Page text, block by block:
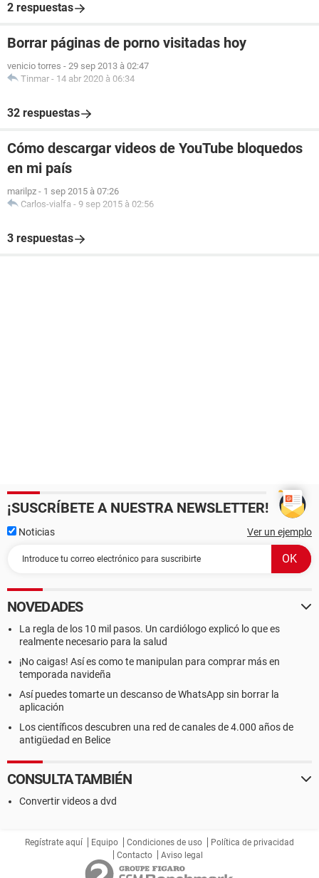
2 respuestas
Borrar páginas de porno visitadas hoy
venicio torres - 29 sep 2013 à 02:47
Tinmar - 14 abr 2020 à 06:34
32 respuestas
Cómo descargar videos de YouTube bloquedos
en mi país
marilpz - 1 sep 2015 à 07:26
Carlos-vialfa - 9 sep 2015 à 02:56
3 respuestas
¡SUSCRÍBETE A NUESTRA NEWSLETTER!
Noticias Ver un ejemplo
NOVEDADES
La regla de los 10 mil pasos. Un cardiólogo explicó lo que es
realmente necesario para la salud
¡No caigas! Así es como te manipulan para comprar más en
temporada navideña
Así puedes tomarte un descanso de WhatsApp sin borrar la
aplicación
Los científicos descubren una red de canales de 4.000 años de
antigüedad en Belice
CONSULTA TAMBIÉN
Convertir videos a dvd
Regístrate aquí Equipo Condiciones de uso
Política de privacidad
Contacto
Aviso legal